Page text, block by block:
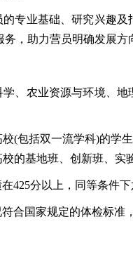
专业基础、研究兴趣
，助力营员明确发展方
、农业资源与环境、
(包括双一流学科)的学
的基地班、创新班、实
425分以上，同等条件
合国家规定的体检标准